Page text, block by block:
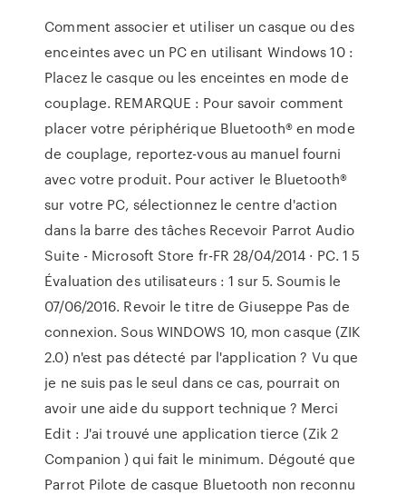
Comment associer et utiliser un casque ou des
enceintes avec un PC en utilisant Windows 10 :
Placez le casque ou les enceintes en mode de
couplage. REMARQUE : Pour savoir comment
placer votre périphérique Bluetooth® en mode
de couplage, reportez-vous au manuel fourni
avec votre produit. Pour activer le Bluetooth®
sur votre PC, sélectionnez le centre d'action
dans la barre des tâches Recevoir Parrot Audio
Suite - Microsoft Store fr-FR 28/04/2014 · PC. 1 5
Évaluation des utilisateurs : 1 sur 5. Soumis le
07/06/2016. Revoir le titre de Giuseppe Pas de
connexion. Sous WINDOWS 10, mon casque (ZIK
2.0) n'est pas détecté par l'application ? Vu que
je ne suis pas le seul dans ce cas, pourrait on
avoir une aide du support technique ? Merci
Edit : J'ai trouvé une application tierce (Zik 2
Companion ) qui fait le minimum. Dégouté que
Parrot Pilote de casque Bluetooth non reconnu